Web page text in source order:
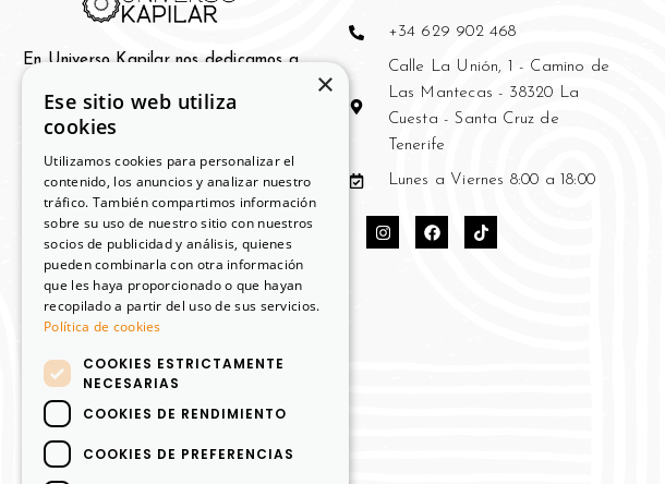
En Universo Kapilar nos dedicamos a
Profesionales Para el Cabello en las
Islas Canarias
Los profesionales de la peluquería y
belleza de Canarias encontrarán en
ayudará a crecer como profesionales
peluqueros.
L@s Beauty Lovers tendrán a su
adecuados para su cabello, consejos
y recomendaciones para su uso
+34 629 902 468
Calle La Unión, 1 - Camino de
Las Mantecas - 38320 La
Cuesta - Santa Cruz de
Tenerife
Lunes a Viernes 8:00 a 18:00
×
Ese sitio web utiliza
cookies
Utilizamos cookies para personalizar el
contenido, los anuncios y analizar nuestro
tráfico. También compartimos información
sobre su uso de nuestro sitio con nuestros
socios de publicidad y análisis, quienes
pueden combinarla con otra información
que les haya proporcionado o que hayan
recopilado a partir del uso de sus servicios.
Política de cookies
COOKIES ESTRICTAMENTE
NECESARIAS
COOKIES DE RENDIMIENTO
COOKIES DE PREFERENCIAS